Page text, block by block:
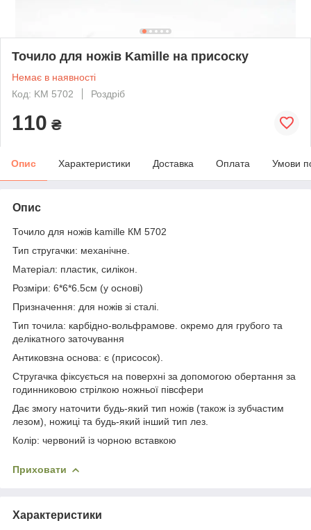
Точило для ножів Kamille на присоску
Немає в наявності
Код: KM 5702
Роздріб
110 ₴
Опис Характеристики Доставка Оплата Умови
Опис
Точило для ножів kamille КМ 5702
Тип стругачки: механічне.
Матеріал: пластик, силікон.
Розміри: 6*6*6.5см (у основі)
Призначення: для ножів зі сталі.
Тип точила: карбідно-вольфрамове. окремо для грубого та
делікатного заточування
Антиковзна основа: є (присосок).
Стругачка фіксується на поверхні за допомогою обертання за
годинниковою стрілкою ножньої півсфери
Дає змогу наточити будь-який тип ножів (також із зубчастим
лезом), ножиці та будь-який інший тип лез.
Колір: червоний із чорною вставкою
Приховати
Характеристики